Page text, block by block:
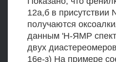
12а,б в присутствии
получаются
данным 'Н-ЯМР
двух
16е-з) На примере